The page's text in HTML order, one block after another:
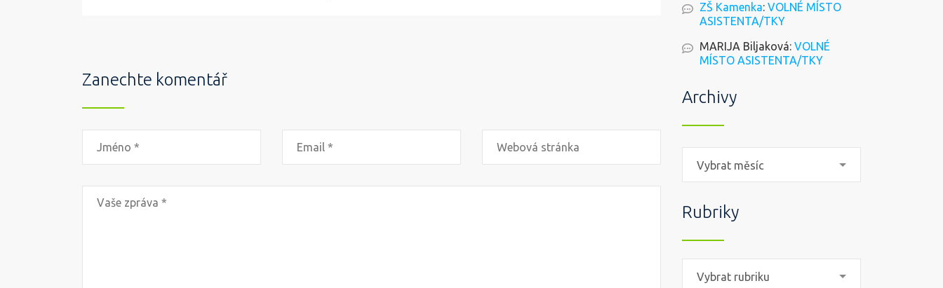
Zanechte komentář
ZŠ Kamenka: VOLNÉ MÍSTO
ASISTENTA/TKY
MARIJA Biljaková: VOLNÉ
MÍSTO ASISTENTA/TKY
Archivy
Vybrat měsíc
Rubriky
Vybrat rubriku